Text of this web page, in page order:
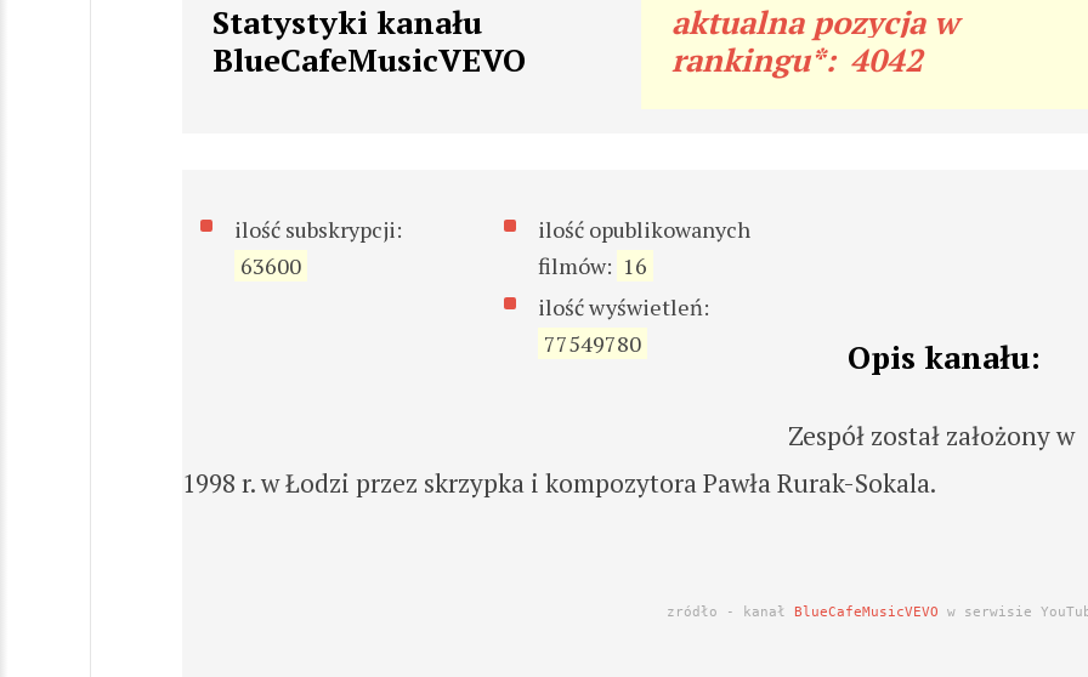
Statystyki kanału
BlueCafeMusicVEVO
aktualna pozycja w
rankingu*: 4042
ilość subskrypcji:
63600
ilość opublikowanych
filmów: 16
ilość wyświetleń:
77549780
Opis kanału:
Zespół został założony w
1998 r. w Łodzi przez skrzypka i kompozytora Pawła Rurak-Sokala.
zródło - kanał BlueCafeMusicVEVO w serwisie